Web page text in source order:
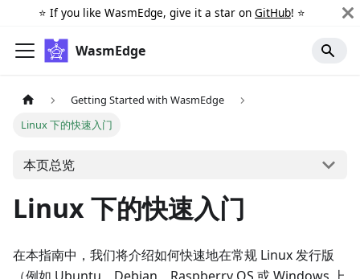
⭐️ If you like WasmEdge, give it a star on GitHub! ⭐️
WasmEdge
Getting Started with WasmEdge
Linux 下的快速入门
本页总览
Linux 下的快速入门
在本指南中，我们将介绍如何快速地在常规 Linux 发行版